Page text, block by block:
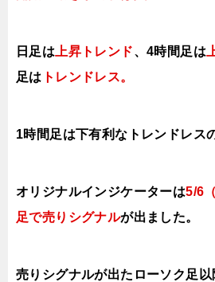
日足は上昇トレンド、4時間足は
足は トレンドレス。
1時間足は下有利なトレンドレス
オリジナルインジケーターは5/6
足で売り シグナルが出ました。
売りシグナルが出たローソク足